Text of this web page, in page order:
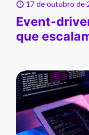
17 de outubro de
Event-
que